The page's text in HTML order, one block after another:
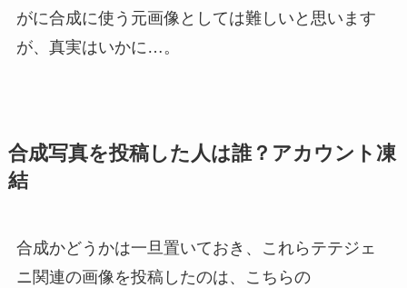
がに合成に使う元画像としては難しいと思います
が、真実はいかに…。
合成写真を投稿した人は誰？アカウント凍
結
合成かどうかは一旦置いておき、これらテテジェ
ニ関連の画像を投稿したのは、こちらの